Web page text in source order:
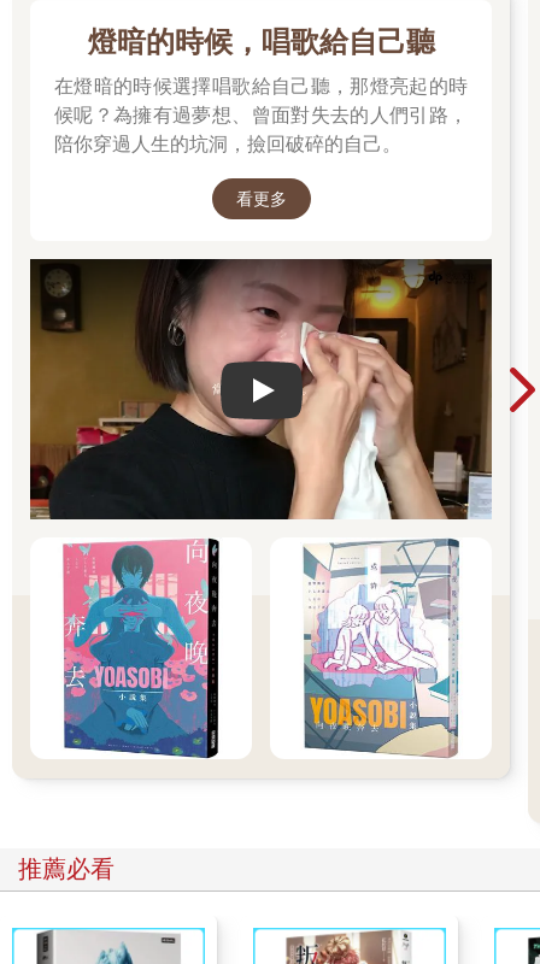
燈暗的時候，唱歌給自己聽
在燈暗的時候選擇唱歌給自己聽，那燈亮起的時
候呢？為擁有過夢想、曾面對失去的人們引路，
陪你穿過人生的坑洞，撿回破碎的自己。
看更多
Play video
推薦必看